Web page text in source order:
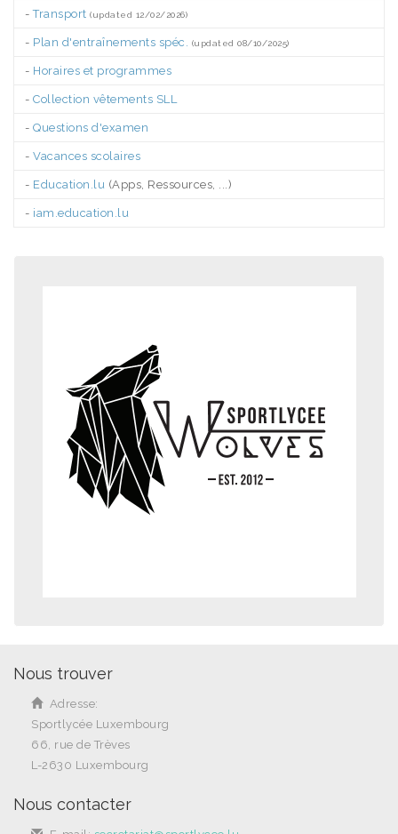
-Transport (updated 12/02/2026)
- Plan d'entraînements spéc. (updated 08/10/2025)
- Horaires et programmes
- Collection vêtements SLL
- Questions d'examen
- Vacances scolaires
- Education.lu (Apps, Ressources, ...)
- iam.education.lu
Nous trouver
Adresse:
Sportlycée Luxembourg
66, rue de Trèves
L-2630 Luxembourg
Nous contacter